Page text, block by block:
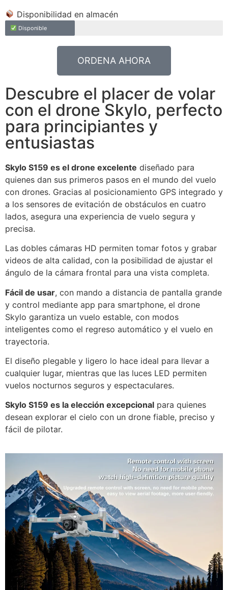
Disponibilidad en almacén
Disponible
ORDENA AHORA
Descubre el placer de volar
con el drone Skylo, perfecto
para principiantes y
entusiastas
Skylo S159 es el drone excelente diseñado para
quienes dan sus primeros pasos en el mundo del vuelo
con drones. Gracias al posicionamiento GPS integrado y
a los sensores de evitación de obstáculos en cuatro
lados, asegura una experiencia de vuelo segura y
precisa.
Las dobles cámaras HD permiten tomar fotos y grabar
videos de alta calidad, con la posibilidad de ajustar el
ángulo de la cámara frontal para una vista completa.
Fácil de usar, con mando a distancia de pantalla grande
y control mediante app para smartphone, el drone
Skylo garantiza un vuelo estable, con modos
inteligentes como el regreso automático y el vuelo en
trayectoria.
El diseño plegable y ligero lo hace ideal para llevar a
cualquier lugar, mientras que las luces LED permiten
vuelos nocturnos seguros y espectaculares.
Skylo S159 es la elección excepcional para quienes
desean explorar el cielo con un drone fiable, preciso y
fácil de pilotar.